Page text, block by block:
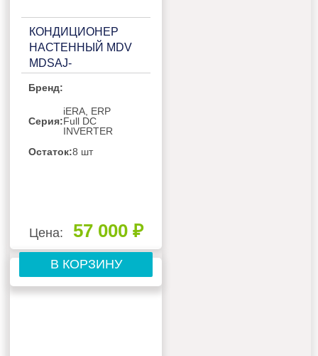
КОНДИЦИОНЕР
НАСТЕННЫЙ MDV
MDSAJ-
12HFN8
Бренд:
Серия:
iERA, ERP
Full DC
INVERTER
Остаток:8 шт
Цена: 57 000 ₽
В КОРЗИНУ